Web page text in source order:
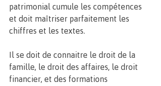
patrimonial cumule les compétences
et doit maîtriser parfaitement les
chiffres et les textes.
Il se doit de connaitre le droit de la
famille, le droit des affaires, le droit
financier, et des formations